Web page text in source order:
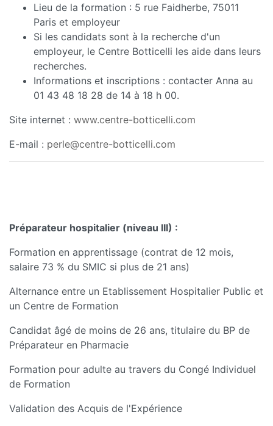
Lieu de la formation : 5 rue Faidherbe, 75011
Paris et employeur
Si les candidats sont à la recherche d'un
employeur, le Centre Botticelli les aide dans leurs
recherches.
Informations et inscriptions : contacter Anna au
01 43 48 18 28 de 14 à 18 h 00.
Site internet : www.centre-botticelli.com
E-mail : perle@centre-botticelli.com
Préparateur hospitalier (niveau III) :
Formation en apprentissage (contrat de 12 mois,
salaire 73 % du SMIC si plus de 21 ans)
Alternance entre un Etablissement Hospitalier Public et
un Centre de Formation
Candidat âgé de moins de 26 ans, titulaire du BP de
Préparateur en Pharmacie
Formation pour adulte au travers du Congé Individuel
de Formation
Validation des Acquis de l'Expérience